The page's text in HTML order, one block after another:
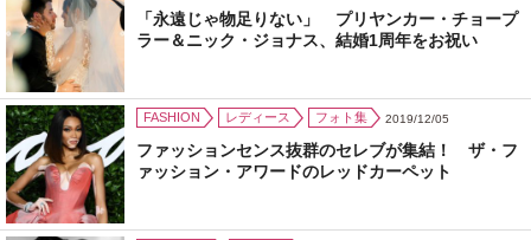
「永遠じゃ物足りない」 プリヤンカー・チョープ
ラー＆ニック・ジョナス、結婚1周年をお祝い
FASHION レディース フォト集 2019/12/05
ファッションセンス抜群のセレブが集結！ ザ・フ
ァッション・アワードのレッドカーペット